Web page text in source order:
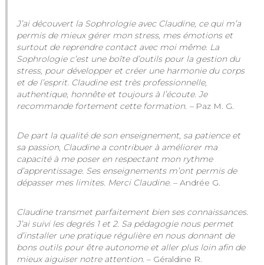
J’ai découvert la Sophrologie avec Claudine, ce qui m’a
permis de mieux gérer mon stress, mes émotions et
surtout de reprendre contact avec moi même. La
Sophrologie c’est une boîte d’outils pour la gestion du
stress, pour développer et créer une harmonie du corps
et de l’esprit. Claudine est très professionnelle,
authentique, honnête et toujours à l’écoute. Je
recommande fortement cette formation. – Paz M. G.
De part la qualité de son enseignement, sa patience et
sa passion, Claudine a contribuer à améliorer ma
capacité à me poser en respectant mon rythme
d’apprentissage. Ses enseignements m’ont permis de
dépasser mes limites. Merci Claudine. – Andrée G.
Claudine transmet parfaitement bien ses connaissances.
J’ai suivi les degrés 1 et 2. Sa pédagogie nous permet
d’installer une pratique régulière en nous donnant de
bons outils pour être autonome et aller plus loin afin de
mieux aiguiser notre attention. – Géraldine R.